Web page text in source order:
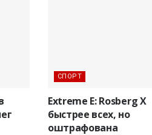
СПОРТ
Extreme E: Rosberg X
быстрее всех, но
оштрафована